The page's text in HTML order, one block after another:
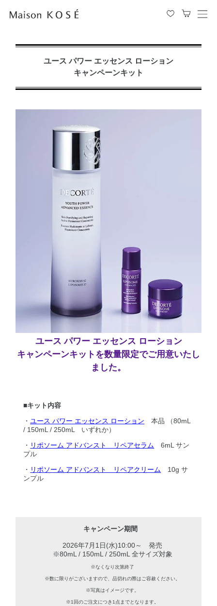
メ
ユース パワー エッセンス ローション
キャンペーンキット
ユース パワー エッセンス ローション
キャンペーンキットを数量限定でご用意いたし
ました。
■キット内容
・ユース パワー エッセンス ローション 本品 （80mL
/ 150mL / 250mL いずれか）
・ リポソーム アドバンスト リペアセラム 6mL サン
プル
・ リポソーム アドバンスト リペアクリーム 10g サ
ンプル
キャンペーン期間
2026年7月1日(水)10:00～ 発売
※80mL / 150mL / 250mL 全サイズ対象
※なくなり次第終了
※数に限りがございますので、品切れの際はご容赦ください。
※写真はイメージです。
※1回のご注文につき1点までとなります。